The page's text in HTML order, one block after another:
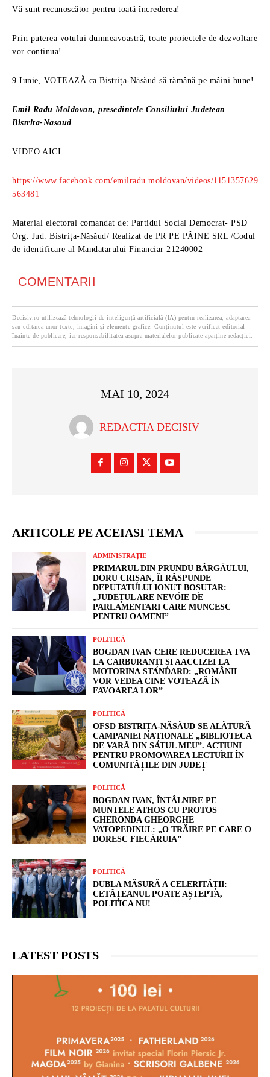
Vă sunt recunoscător pentru toată încrederea!
Prin puterea votului dumneavoastră, toate proiectele de dezvoltare
vor continua!
9 Iunie, VOTEAZĂ ca Bistrița-Năsăud să rămână pe mâini bune!
Emil Radu Moldovan, presedintele Consiliului Judetean
Bistrita-Nasaud
VIDEO AICI
https://www.facebook.com/emilradu.moldovan/videos/1151357629
563481
Material electoral comandat de: Partidul Social Democrat- PSD
Org. Jud. Bistrița-Năsăud/ Realizat de PR PE PÂINE SRL /Codul
de identificare al Mandatarului Financiar 21240002
COMENTARII
Decisiv.ro utilizează tehnologii de inteligență artificială (IA) pentru realizarea, adaptarea
sau editarea unor texte, imagini și elemente grafice. Conținutul este verificat editorial
înainte de publicare, iar responsabilitatea asupra materialelor publicate aparține redacției.
MAI 10, 2024
REDACTIA DECISIV
ARTICOLE PE ACEIASI TEMA
ADMINISTRAȚIE
PRIMARUL DIN PRUNDU BÂRGĂULUI,
DORU CRIȘAN, ÎI RĂSPUNDE
DEPUTATULUI IONUȚ BOȘUTAR:
„JUDEȚUL ARE NEVOIE DE
PARLAMENTARI CARE MUNCESC
PENTRU OAMENI”
POLITICĂ
BOGDAN IVAN CERE REDUCEREA TVA
LA CARBURANȚI ȘI AACCIZEI LA
MOTORINA STANDARD: „ROMÂNII
VOR VEDEA CINE VOTEAZĂ ÎN
FAVOAREA LOR”
POLITICĂ
OFSD BISTRIȚA-NĂSĂUD SE ALĂTURĂ
CAMPANIEI NAȚIONALE „BIBLIOTECA
DE VARĂ DIN SATUL MEU”. ACȚIUNI
PENTRU PROMOVAREA LECTURII ÎN
COMUNITĂȚILE DIN JUDEȚ
POLITICĂ
BOGDAN IVAN, ÎNTÂLNIRE PE
MUNTELE ATHOS CU PROTOS
GHERONDA GHEORGHE
VATOPEDINUL: „O TRĂIRE PE CARE O
DORESC FIECĂRUIA”
POLITICĂ
DUBLA MĂSURĂ A CELERITĂȚII:
CETĂȚEANUL POATE AȘTEPTA,
POLITICA NU!
LATEST POSTS